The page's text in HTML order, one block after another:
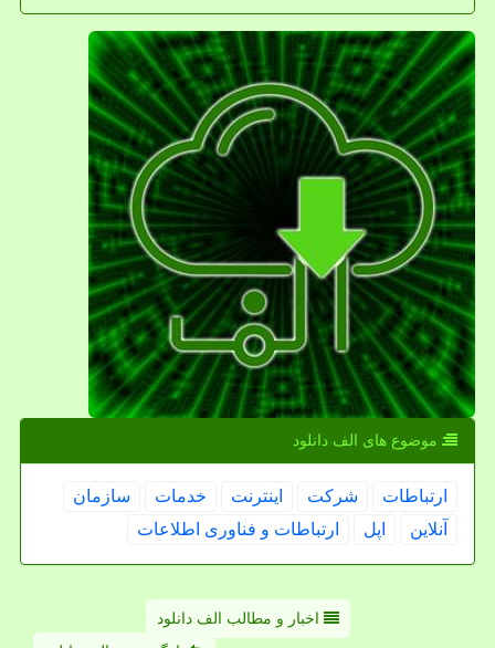
موضوع های الف دانلود
ارتباطات شركت اینترنت خدمات
سازمان
آنلاین
اپل ارتباطات و فناوری اطلاعات
اخبار و مطالب الف دانلود